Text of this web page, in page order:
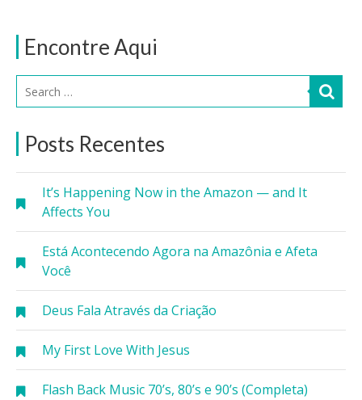
Encontre Aqui
Posts Recentes
It’s Happening Now in the Amazon — and It
Affects You
Está Acontecendo Agora na Amazônia e Afeta
Você
Deus Fala Através da Criação
My First Love With Jesus
Flash Back Music 70’s, 80’s e 90’s (Completa)